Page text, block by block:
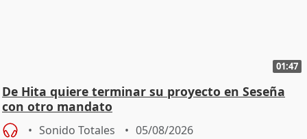
01:47
De Hita quiere terminar su proyecto en Seseña
con otro mandato
Sonido Totales 05/08/2026